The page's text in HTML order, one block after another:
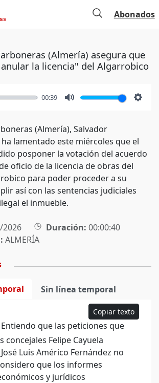
Abonados
(Almería) asegura que
la licencia" del Algarrobico
00:39
(Almería), Salvador
ha lamentado este miércoles que el
posponer la votación del acuerdo
oficio de la licencia de obras del
para poder proceder a su
así con las sentencias judiciales
el inmueble.
2026 Duración: 00:00:40
ALMERÍA
Sin línea temporal
Copiar texto
Entiendo que las peticiones que
concejales Felipe Cayuela
Luis Américo Fernández no
que los informes
y jurídicos